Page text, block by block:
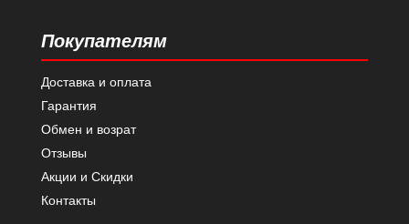
Покупателям
Доставка и оплата
Гарантия
Обмен и возрат
Отзывы
Акции и Скидки
Контакты